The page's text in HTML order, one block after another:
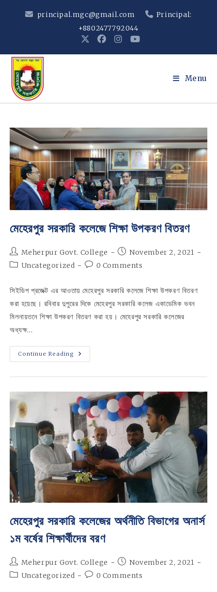
principal.mgc@gmail.com
Principal:
+8802477792044
Menu
মেহেরপুর সরকারি কলেজে শিক্ষা উপকরণ বিতরণ
Post
author:
Meherpur Govt. College
Post
published:
November 2, 2021
PostUncategorized
Post0 Comments
সিইডিপ প্রজেক্ট এর আওতায় মেহেরপুর সরকারি কলেজে শিক্ষা উপকরণ বিতরণ
করা হয়েছে। রবিবার দুপুরের দিকে মেহেরপুর সরকারি কলেজ একাডেমিক ভবন
মিলনায়তনে শিক্ষা উপকরণ বিতরণ করা হয়। মেহেরপুর সরকারি কলেজের
অধ্যক্ষ…
Continue Reading মেহেরপুর
সরকারি
শিক্ষা
মেহেরপুর সরকারি কলেজের অর্থনীতি বিভাগের অনার্স
১ম বর্ষের শিক্ষার্থীদের বরণ
Post
author:
Meherpur Govt. College
Post
published:
November 2, 2021
PostUncategorized
Post0 Comments